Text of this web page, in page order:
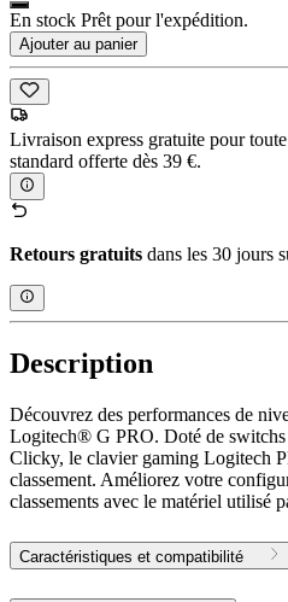
En stock Prêt pour l'expédition.
Ajouter au panier
Livraison express gratuite pour
standard offerte dès 39 €.
Retours gratuits dans les 30 jours
Description
Découvrez des performances de
Logitech® G PRO. Doté de
Clicky, le clavier gaming Logitech
classement. Améliorez votre
classements avec le matériel utilisé
Caractéristiques et compatibilité